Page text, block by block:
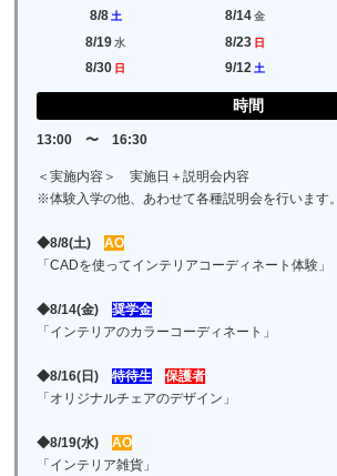
8/8 土 8/14金
8/19 水 8/23 日
8/30 日 9/12土
時間
13:00 〜 16:30
＜実施内容＞ 実施日＋説明会内容
※体験入学の他、あわせて各種説明会を行います。
◆8/8(土)
AO
「CADを使ってインテリアコーディネート体験」
◆8/14(金)奨学金
「インテリアのカラーコーディネート」
◆8/16(日) 特待生
保護者
「オリジナルチェアのデザイン」
◆8/19(水)
AO
「インテリア雑貨」